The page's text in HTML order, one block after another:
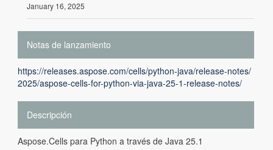
January 16, 2025
Notas de lanzamiento
https://releases.aspose.com/cells/python-java/release-notes/
2025/aspose-cells-for-python-via-java-25-1-release-notes/
Descripción
Aspose.Cells para Python a través de Java 25.1